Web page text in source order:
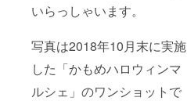
いらっしゃいます。
写真は2018年10月末に実施
した「かもめハロウィンマ
ルシェ」のワンショットで